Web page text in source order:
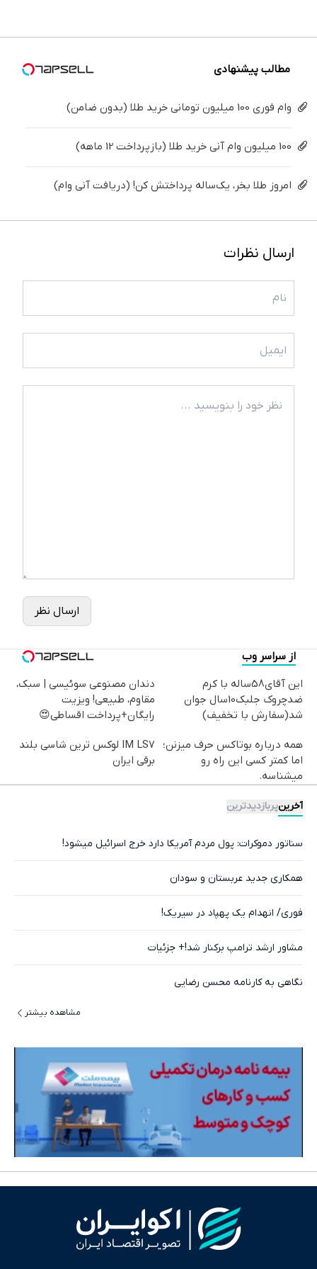
کن
کننده
مطالب پیشنهادی
وام فوری 100 میلیون تومانی خرید طلا (بدون ضامن)
100 میلیون وام آنی خرید طلا (بازپرداخت 12 ماهه)
امروز طلا بخر، یک‌ساله پرداختش کن! (دریافت آنی وام)
ارسال نظرات
ارسال نظر
از سراسر وب
این آقای58ساله با کرم
ضدچروک جلبک10سال جوان
شد(سفارش با تخفیف)
دندان مصنوعی سوئیسی | سبک،
مقاوم، طبیعی! ویزیت
رایگان+پرداخت اقساطی😍
همه درباره بوتاکس حرف میزنن؛
اما کمتر کسی این راه رو
میشناسه.
IM LS7 لوکس ترین شاسی بلند
برقی ایران
آخرینپربازدیدترین
سناتور دموکرات: پول مردم آمریکا دارد خرج اسرائیل میشود!
همکاری جدید عربستان و سودان
فوری/ انهدام یک پهپاد در سیریک!
مشاور ارشد ترامپ برکنار شد!+ جزئیات
نگاهی به کارنامه محسن رضایی
مشاهده بیشتر